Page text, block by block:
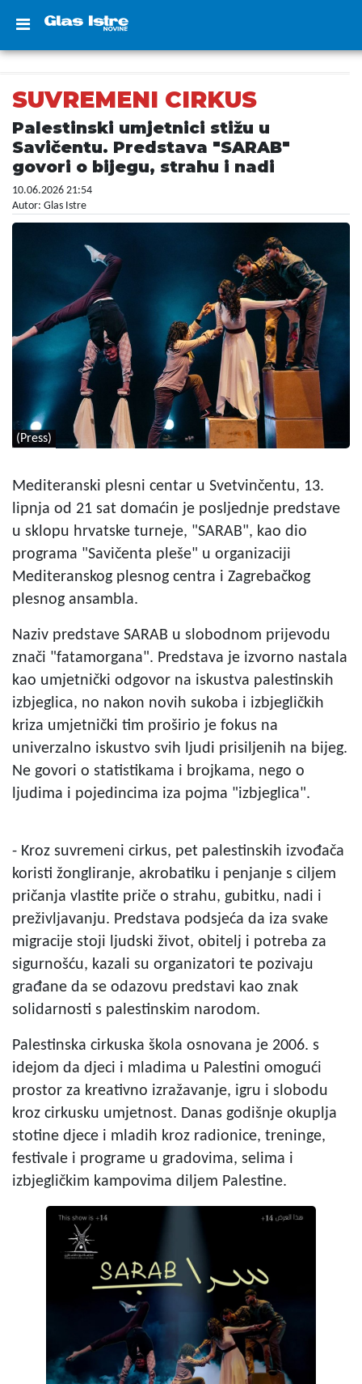
SUVREMENI CIRKUS
Palestinski umjetnici stižu u
Savičentu. Predstava "SARAB"
govori o bijegu, strahu i nadi
10.06.2026 21:54
Autor: Glas Istre
(Press)
Mediteranski plesni centar u Svetvinčentu, 13.
lipnja od 21 sat domaćin je posljednje predstave
u sklopu hrvatske turneje, "SARAB", kao dio
programa "Savičenta pleše" u organizaciji
Mediteranskog plesnog centra i Zagrebačkog
plesnog ansambla.
Naziv predstave SARAB u slobodnom prijevodu
znači "fatamorgana". Predstava je izvorno nastala
kao umjetnički odgovor na iskustva palestinskih
izbjeglica, no nakon novih sukoba i izbjegličkih
kriza umjetnički tim proširio je fokus na
univerzalno iskustvo svih ljudi prisiljenih na bijeg.
Ne govori o statistikama i brojkama, nego o
ljudima i pojedincima iza pojma "izbjeglica".
- Kroz suvremeni cirkus, pet palestinskih izvođača
koristi žongliranje, akrobatiku i penjanje s ciljem
pričanja vlastite priče o strahu, gubitku, nadi i
preživljavanju. Predstava podsjeća da iza svake
migracije stoji ljudski život, obitelj i potreba za
sigurnošću, kazali su organizatori te pozivaju
građane da se odazovu predstavi kao znak
solidarnosti s palestinskim narodom.
Palestinska cirkuska škola osnovana je 2006. s
idejom da djeci i mladima u Palestini omogući
prostor za kreativno izražavanje, igru i slobodu
kroz cirkusku umjetnost. Danas godišnje okuplja
stotine djece i mladih kroz radionice, treninge,
festivale i programe u gradovima, selima i
izbjegličkim kampovima diljem Palestine.